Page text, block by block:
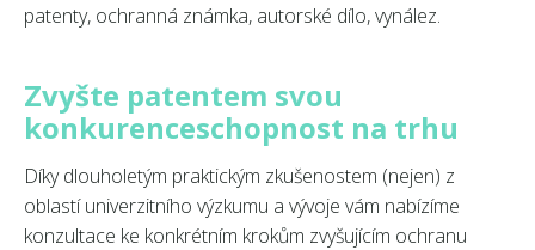
patenty, ochranná známka, autorské dílo, vynález.
Zvyšte patentem svou
konkurenceschopnost na trhu
Díky dlouholetým praktickým zkušenostem (nejen) z
oblastí univerzitního výzkumu a vývoje vám nabízíme
konzultace ke konkrétním krokům zvyšujícím ochranu